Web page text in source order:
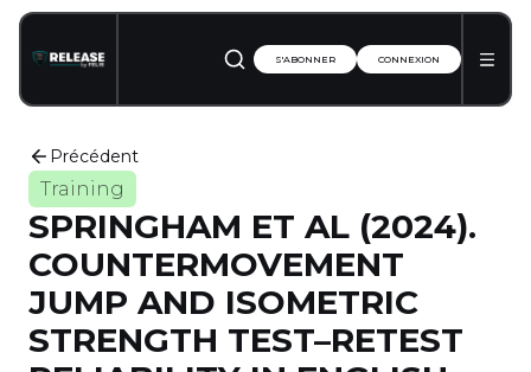
S'ABONNER CONNEXION
Précédent
Training
SPRINGHAM ET AL (2024).
COUNTERMOVEMENT
JUMP AND ISOMETRIC
STRENGTH TEST–RETEST